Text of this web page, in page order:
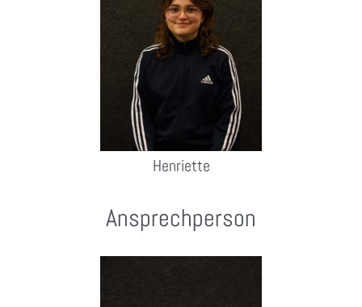
Henriette
Ansprechperson